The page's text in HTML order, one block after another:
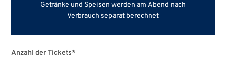
Getränke und Speisen werden am Abend nach
Verbrauch separat berechnet
Anzahl der Tickets*